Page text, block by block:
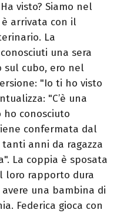
visto? Siamo nel
è arrivata con il
La
una sera
sul cubo, ero nel
"Io ti ho visto
"C’è una
ho conosciuto
confermata dal
anni da ragazza
La coppia è sposata
loro rapporto dura
una bambina di
Federica gioca con